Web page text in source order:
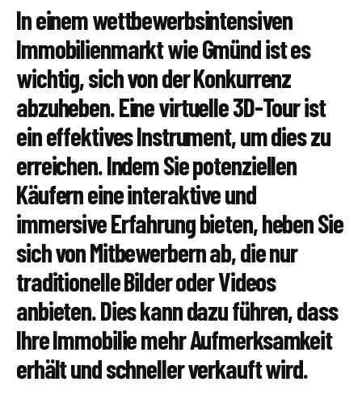
In einem wettbewerbsintensiven
Immobilienmarkt wie Gmünd ist es
wichtig, sich von der Konkurrenz
abzuheben. Eine virtuelle 3D-Tour ist
ein effektives Instrument, um dies zu
erreichen. Indem Sie potenziellen
Käufern eine interaktive und
immersive Erfahrung bieten, heben Sie
sich von Mitbewerbern ab, die nur
traditionelle Bilder oder Videos
anbieten. Dies kann dazu führen, dass
Ihre Immobilie mehr Aufmerksamkeit
erhält und schneller verkauft wird.